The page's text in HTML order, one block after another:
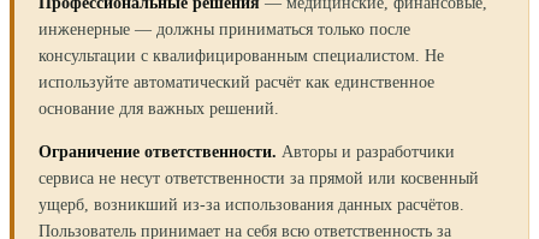
инженерные — должны приниматься только после
консультации с квалифицированным специалистом. Не
используйте автоматический расчёт как единственное
основание для важных решений.
Ограничение ответственности. Авторы и разработчики
сервиса не несут ответственности за прямой или косвенный
ущерб, возникший из-за использования данных расчётов.
Пользователь принимает на себя всю ответственность за